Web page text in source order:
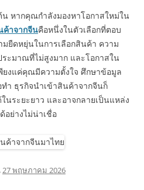
หากคุณกำลังมองหาโอกาสใหม่ใน
ค้าจากจีนคือหนึ่งในตัวเลือกที่ตอบ
ยืดหยุ่นในการเลือกสินค้า ความ
ะมาณที่ไม่สูงมาก และโอกาสใน
ยงแค่คุณมีความตั้งใจ ศึกษาข้อมูล
ทำ ธุรกิจนำเข้าสินค้าจากจีนก็
ระยะยาว และอาจกลายเป็นแหล่ง
อย่างไม่น่าเชื่อ
27 พฤษภาคม 2026